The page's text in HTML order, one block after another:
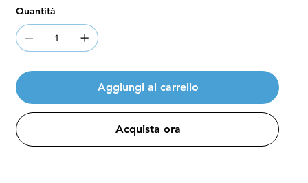
Quantità
Aggiungi al carrello
Acquista ora